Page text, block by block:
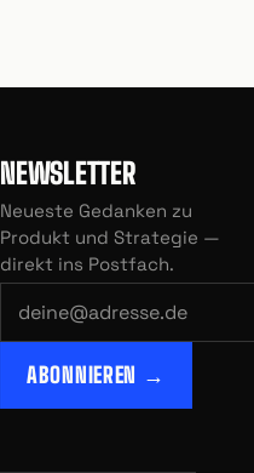
NEWSLETTER
Neueste Gedanken zu
Produkt und Strategie —
direkt ins Postfach.
ABONNIEREN →